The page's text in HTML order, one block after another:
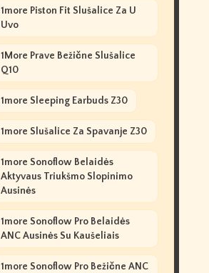
1more Piston Fit Slušalice Za U
Uvo
1More Prave Bežične Slušalice
Q10
1more Sleeping Earbuds Z30
1more Slušalice Za Spavanje Z30
1more Sonoflow Belaidės
Aktyvaus Triukšmo Slopinimo
Ausinės
1more Sonoflow Pro Belaidės
ANC Ausinės Su Kaušeliais
1more Sonoflow Pro Bežične ANC